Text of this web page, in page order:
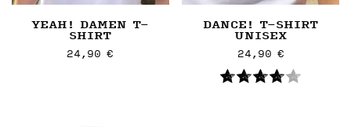
Artikelseite
gewählt
Artikelseite
gewählt
werden
YEAH! DAMEN T-
SHIRT
24,90€
DANCE! T-SHIRT
UNISEX
24,90 €
Dieses